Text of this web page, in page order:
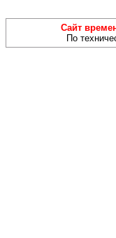
Сайт
По